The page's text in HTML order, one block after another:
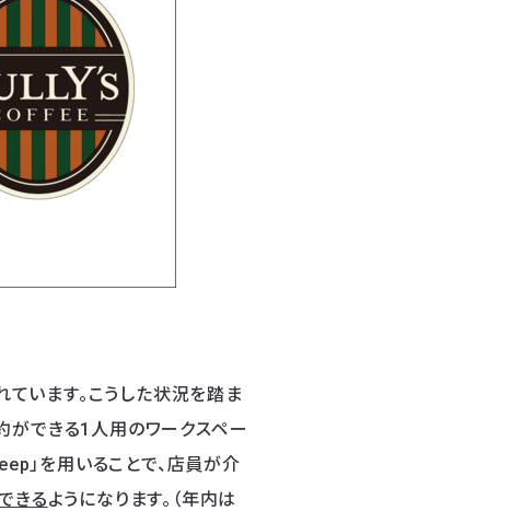
います。こうした状況を踏ま
ができる1人用のワークスペー
」を用いることで、店員が介
きるようになります。（年内は